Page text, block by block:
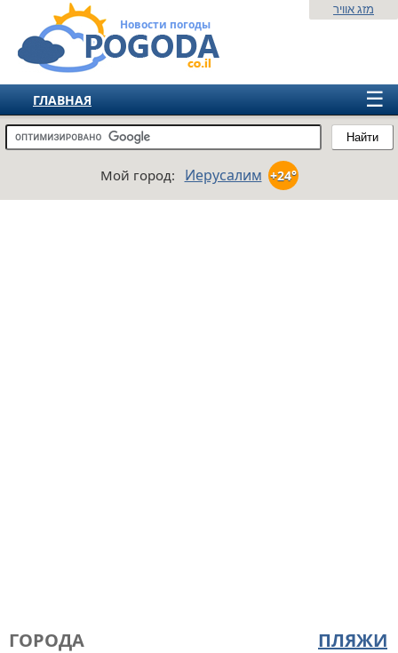
Новости погоды
Найти
מזג אוויר
☰
ГЛАВНАЯ
ИЗРАИЛЬ
ЕВРОПА
Мой город: Иерусалим +24°
ПЛЯЖИ
ГОРОДА